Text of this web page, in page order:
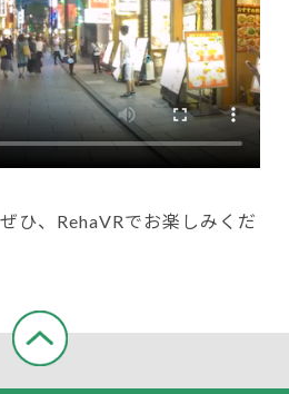
ひ、RehaVRでお楽しみくだ